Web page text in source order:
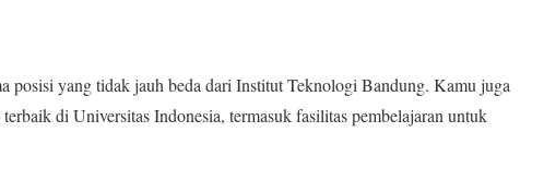
posisi yang tidak jauh beda dari Institut Teknologi Bandung. Kamu juga
di Universitas Indonesia, termasuk fasilitas pembelajaran untuk